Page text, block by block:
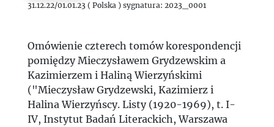
31.12.22/01.01.23 ( Polska ) sygnatura: 2023_0001
Omówienie czterech tomów korespondencji
pomiędzy Mieczysławem Grydzewskim a
Kazimierzem i Haliną Wierzyńskimi
("Mieczysław Grydzewski, Kazimierz i
Halina Wierzyńscy. Listy (1920-1969), t. I-
IV, Instytut Badań Literackich, Warszawa